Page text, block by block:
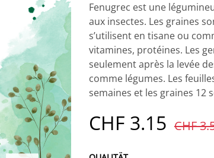
Fenugrec est une
aux insectes. Les graines
s’utilisent en tisane ou
vitamines, protéines. Les
seulement après la levée
comme légumes. Les
semaines et les graines 12
CHF 3.15 CHF